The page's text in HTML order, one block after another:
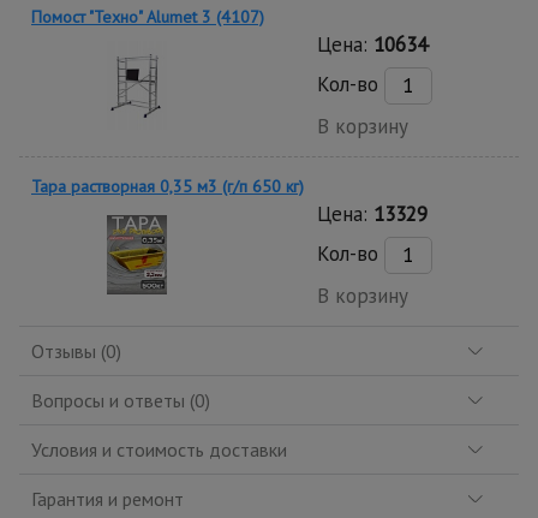
Помост "Техно" Alumet 3 (4107)
Цена: 10634
Кол-во
В корзину
Тара растворная 0,35 м3 (г/п 650 кг)
Цена: 13329
Кол-во
В корзину
Отзывы (0)
Вопросы и ответы (0)
Условия и стоимость доставки
Гарантия и ремонт